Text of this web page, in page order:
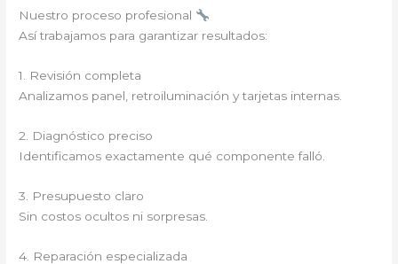
Nuestro proceso profesional
Así trabajamos para garantizar resultados:
1. Revisión completa
Analizamos panel, retroiluminación y tarjetas internas.
2. Diagnóstico preciso
Identificamos exactamente qué componente falló.
3. Presupuesto claro
Sin costos ocultos ni sorpresas.
4. Reparación especializada